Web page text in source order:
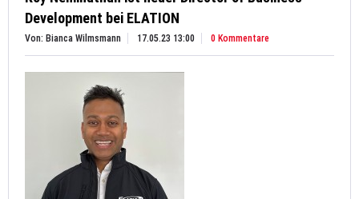
Development bei ELATION
Von: Bianca Wilmsmann 17.05.23 13:00 0 Kommentare